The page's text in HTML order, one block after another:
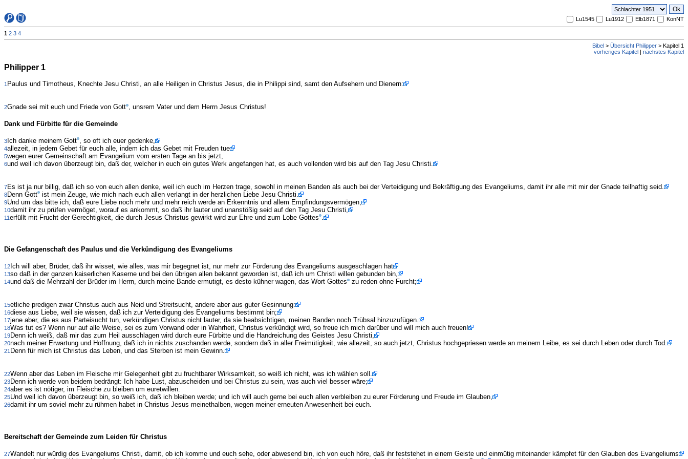
Lu1545 Lu1912 Elb1871 KonNT
1 2 3 4
Bibel > Übersicht Philipper > Kapitel 1
vorheriges Kapitel | nächstes Kapitel
Philipper 1
1 Paulus und Timotheus, Knechte Jesu Christi, an alle Heiligen in Christus Jesus, die in Philippi sind, samt den Aufsehern und Dienern:
2Gnade sei mit euch und Friede von Gott , unsrem Vater und dem Herrn Jesus Christus!
Dank und Fürbitte für die Gemeinde
3Ich danke meinem Gott , so oft ich euer gedenke,
4allezeit, in jedem Gebet für euch alle, indem ich das Gebet mit Freuden tue
5wegen eurer Gemeinschaft am Evangelium vom ersten Tage an bis jetzt,
6und weil ich davon überzeugt bin, daß der, welcher in euch ein gutes Werk angefangen hat, es auch vollenden wird bis auf den Tag Jesu Christi.
7Es ist ja nur billig, daß ich so von euch allen denke, weil ich euch im Herzen trage, sowohl in meinen Banden als auch bei der Verteidigung und Bekräftigung des Evangeliums, damit ihr alle mit mir der Gnade teilhaftig seid.
8Denn Gott ist mein Zeuge, wie mich nach euch allen verlangt in der herzlichen Liebe Jesu Christi.
9Und um das bitte ich, daß eure Liebe noch mehr und mehr reich werde an Erkenntnis und allem Empfindungsvermögen,
10damit ihr zu prüfen vermöget, worauf es ankommt, so daß ihr lauter und unanstößig seid auf den Tag Jesu Christi,
11erfüllt mit Frucht der Gerechtigkeit, die durch Jesus Christus gewirkt wird zur Ehre und zum Lobe Gottes
Die Gefangenschaft des Paulus und die Verkündigung des Evangeliums
12 Ich will aber, Brüder, daß ihr wisset, wie alles, was mir begegnet ist, nur mehr zur Förderung des Evangeliums ausgeschlagen hat
13so daß in der ganzen kaiserlichen Kaserne und bei den übrigen allen bekannt geworden ist, daß ich um Christi willen gebunden bin,
14und daß die Mehrzahl der Brüder im Herrn, durch meine Bande ermutigt, es desto kühner wagen, das Wort Gottes zu reden ohne Furcht;
15etliche predigen zwar Christus auch aus Neid und Streitsucht, andere aber aus guter Gesinnung:
16diese aus Liebe, weil sie wissen, daß ich zur Verteidigung des Evangeliums bestimmt bin;
17jene aber, die es aus Parteisucht tun, verkündigen Christus nicht lauter, da sie beabsichtigen, meinen Banden noch Trübsal hinzuzufügen.
18Was tut es? Wenn nur auf alle Weise, sei es zum Vorwand oder in Wahrheit, Christus verkündigt wird, so freue ich mich darüber und will mich auch freuen!
19Denn ich weiß, daß mir das zum Heil ausschlagen wird durch eure Fürbitte und die Handreichung des Geistes Jesu Christi,
20nach meiner Erwartung und Hoffnung, daß ich in nichts zuschanden werde, sondern daß in aller Freimütigkeit, wie allezeit, so auch jetzt, Christus hochgepriesen werde an meinem Leibe, es sei durch Leben oder durch Tod.
21 Denn für mich ist Christus das Leben, und das Sterben ist mein Gewinn.
22Wenn aber das Leben im Fleische mir Gelegenheit gibt zu fruchtbarer Wirksamkeit, so weiß ich nicht, was ich wählen soll.
23Denn ich werde von beidem bedrängt: Ich habe Lust, abzuscheiden und bei Christus zu sein, was auch viel besser wäre;
24aber es ist nötiger, im Fleische zu bleiben um euretwillen.
25Und weil ich davon überzeugt bin, so weiß ich, daß ich bleiben werde; und ich will auch gerne bei euch allen verbleiben zu eurer Förderung und Freude im Glauben,
26damit ihr um soviel mehr zu rühmen habet in Christus Jesus meinethalben, wegen meiner erneuten Anwesenheit bei euch.
Bereitschaft der Gemeinde zum Leiden für Christus
27Wandelt nur würdig des Evangeliums Christi, damit, ob ich komme und euch sehe, oder abwesend bin, ich von euch höre, daß ihr feststehet in einem Geiste und einmütig miteinander kämpfet für den Glauben des Evangeliums